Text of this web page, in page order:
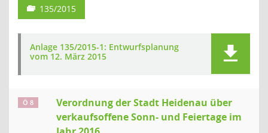
135/2015
Anlage 135/2015-1: Entwurfsplanung
vom 12. März 2015
Ö 8
Verordnung der Stadt Heidenau über
verkaufsoffene Sonn- und Feiertage im